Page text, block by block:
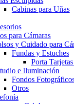
Cabinas para Uñas
para Cámaras
y Cuidado para
Fundas y Estuches
Porta
e Iluminación
Fondos
Otros